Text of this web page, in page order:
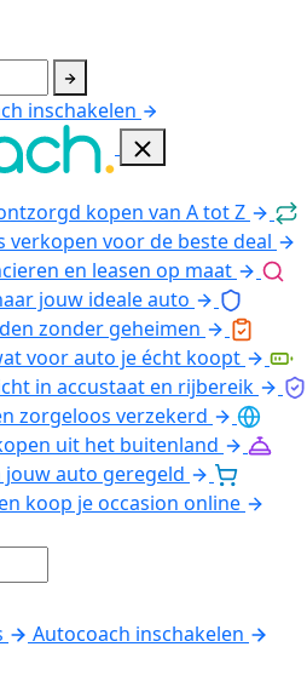
inschakelen
kopen van A tot Z
verkopen voor de beste deal
en leasen op maat
jouw ideale auto
zonder geheimen
voor auto je écht koopt
in accustaat en rijbereik
zorgeloos verzekerd
uit het buitenland
auto geregeld
koop je occasion online
Autocoach inschakelen